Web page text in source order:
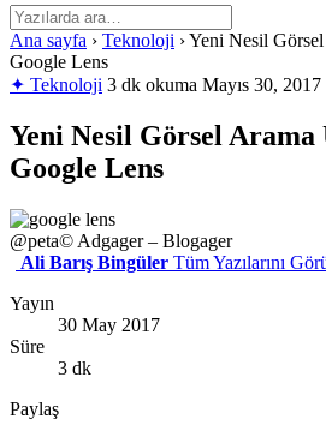
Ana sayfa › Teknoloji ›Yeni Nesil
Google Lens
✦ Teknoloji 3 dk okuma Mayıs 30, 2017
Yeni Nesil Görsel Arama
Google Lens
@peta© Adgager – Blogager
Ali Barış Bingüler Tüm Yazılarını
Yayın
30 May 2017
Süre
3 dk
Paylaş